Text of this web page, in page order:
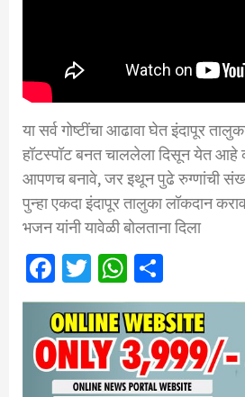
या सर्व गोष्टींचा आढावा घेत इंदापूर
हॉटस्पॉट बनत चाललेला दिसून येत आहे
आपणच बनावे, जर इथून पुढे रुग्णांची
पुन्हा एकदा इंदापूर तालुका लॉकदान
भजन यांनी यावेळी बोलताना दिला
Facebook
TwitterWhatsApp